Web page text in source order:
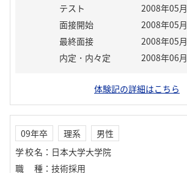
テスト
2008年05月
面接開始
2008年05月
最終面接
2008年05月
内定・内々定
2008年06月
体験記の詳細はこちら
09年卒 理系
男性
学校名 ： 日本大学大学院
職種 ： 技術採用